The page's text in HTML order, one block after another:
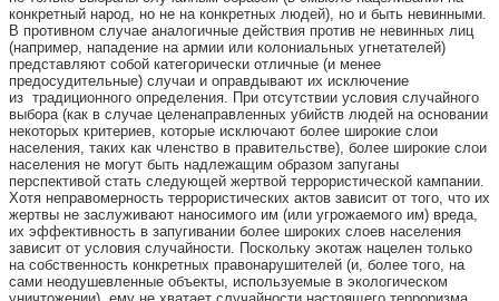
конкретный народ, но не на конкретных людей), но и быть невинными.
В противном случае аналогичные действия против не невинных лиц
(например, нападение на армии или колониальных угнетателей)
представляют собой категорически отличные (и менее
предосудительные) случаи и оправдывают их исключение
из традиционного определения. При отсутствии условия случайного
выбора (как в случае целенаправленных убийств людей на основании
некоторых критериев, которые исключают более широкие слои
населения, таких как членство в правительстве), более широкие слои
населения не могут быть надлежащим образом запуганы
перспективой стать следующей жертвой террористической кампании.
Хотя неправомерность террористических актов зависит от того, что их
жертвы не заслуживают наносимого им (или угрожаемого им) вреда,
их эффективность в запугивании более широких слоев населения
зависит от условия случайности. Поскольку экотаж нацелен только
на собственность конкретных правонарушителей (и, более того, на
сами неодушевленные объекты, используемые в экологическом